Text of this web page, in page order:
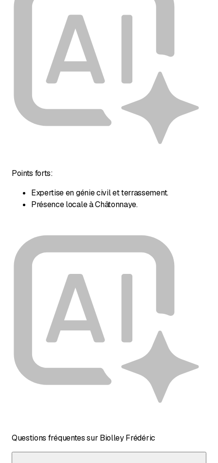
Points forts:
Expertise en génie civil et terrassement.
Présence locale à Châtonnaye.
Questions fréquentes sur Biolley Frédéric